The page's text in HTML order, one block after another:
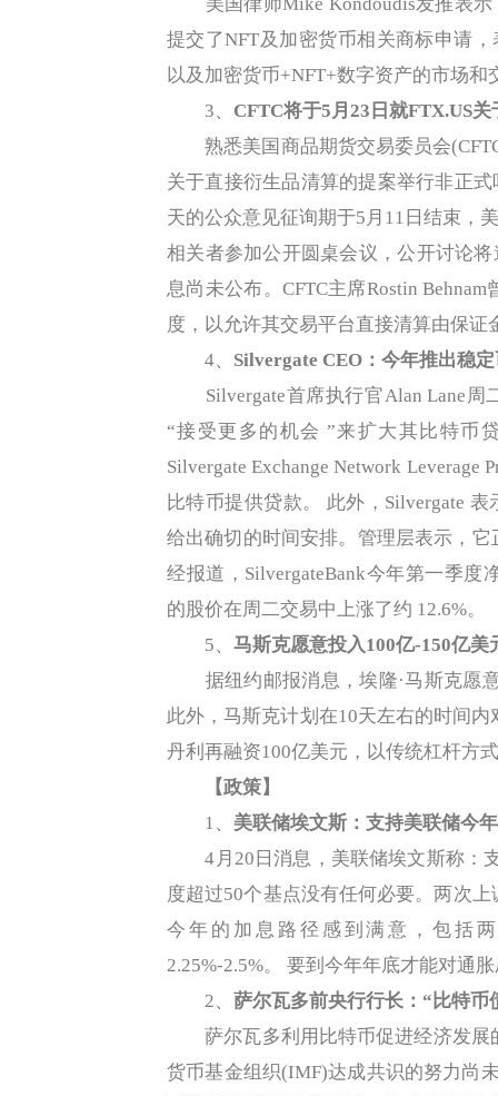
提交了NFT及加密货币相关商标申请
以及加密货币+NFT+数字资产的市场和
3、 CFTC将于5月23日就FTX.US
熟悉美国商品期货交易委员会
关于直接衍生品清算的提案举行非正
天的公众意见征询期于5月11日结束，
相关者参加公开圆桌会议，公开讨论
息尚未公布。CFTC主席Rostin
度，以允许其交易平台直接清算由保证
4、 Silvergate CEO：今年推出稳
Silvergate首席执行官Alan Lane周
“接受更多的机会 ”来扩大其比特币
Silvergate Exchange Network
比特币提供贷款。 此外，Silvergate
给出确切的时间安排。管理层表示，
经报道，SilvergateBank今年第一季度
的股价在周二交易中上涨了约 12.6%。
5、 马斯克愿意投入100亿-150亿
据纽约邮报消息，埃隆·马斯克愿意
此外，马斯克计划在10天左右的时间
丹利再融资100亿美元，以传统杠杆方
【政策】
1、 美联储埃文斯：支持美联储今
4月20日消息，美联储埃文斯称：
度超过50个基点没有任何必要。两次
今年的加息路径感到满意，包括
2.25%-2.5%。 要到今年年底才能对通
2、 萨尔瓦多前央行行长：“比特
萨尔瓦多利用比特币促进经济发展
货币基金组织(IMF)达成共识的努力尚